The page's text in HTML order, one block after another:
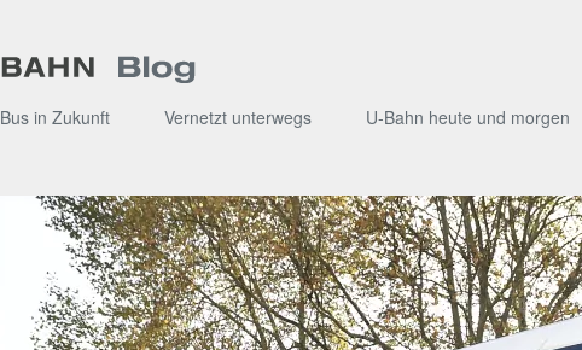
Bus in Zukunft Vernetzt unterwegs U-Bahn heute und morgen